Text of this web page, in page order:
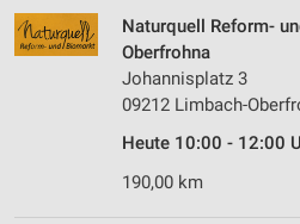
Naturquell Reform-
Oberfrohna
Johannisplatz 3
09212 Limbach-
Heute 10:00 - 12:00
190,00 km